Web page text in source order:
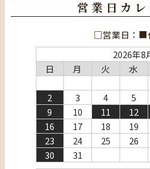
営業日カレ
□営業日：■
2026年8
日
月 火 水
2
3 4 5
9
10 11 12
16
17 18 19
23
24 25 26
30
31